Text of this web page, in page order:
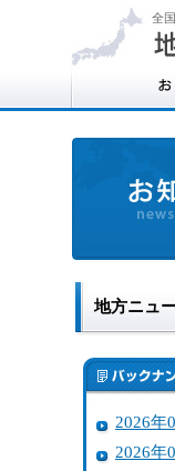
全
地方ニュ
2026年
2026年